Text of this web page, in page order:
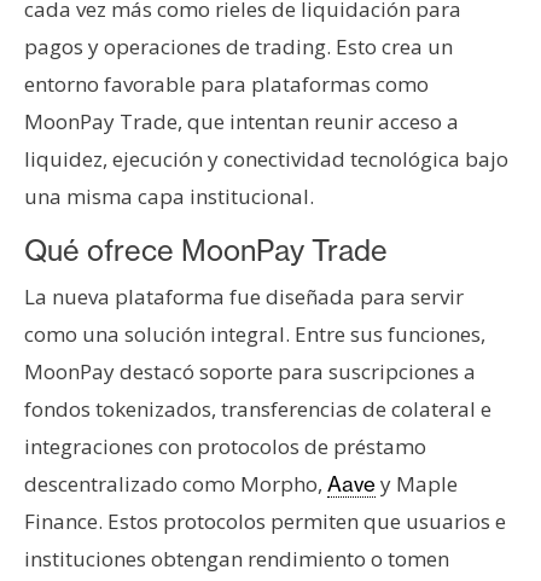
cada vez más como rieles de liquidación para
pagos y operaciones de trading. Esto crea un
entorno favorable para plataformas como
MoonPay Trade, que intentan reunir acceso a
liquidez, ejecución y conectividad tecnológica bajo
una misma capa institucional.
Qué ofrece MoonPay Trade
La nueva plataforma fue diseñada para servir
como una solución integral. Entre sus funciones,
MoonPay destacó soporte para suscripciones a
fondos tokenizados, transferencias de colateral e
integraciones con protocolos de préstamo
descentralizado como Morpho, Aavey Maple
Finance. Estos protocolos permiten que usuarios e
instituciones obtengan rendimiento o tomen